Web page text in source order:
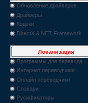
Обновление драйверов
Драйверы
Кодеки
DirectX & NET Framework
Локализация
Программы для перевода
Интернет переводчики
Онлайн переводчики
Словари
Русификаторы